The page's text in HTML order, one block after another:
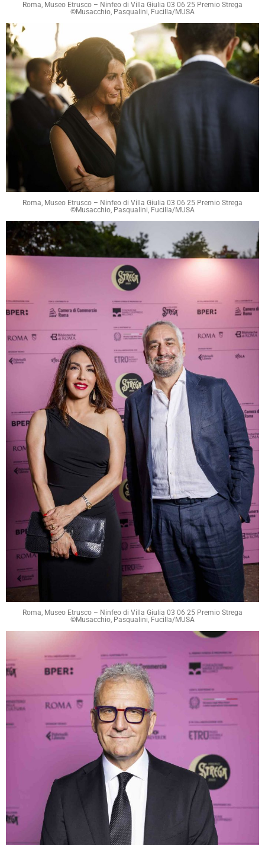
Roma, Museo Etrusco – Ninfeo di Villa Giulia 03 06 25 Premio Strega
©Musacchio, Pasqualini, Fucilla/MUSA
Roma, Museo Etrusco – Ninfeo di Villa Giulia 03 06 25 Premio Strega
©Musacchio, Pasqualini, Fucilla/MUSA
Roma, Museo Etrusco – Ninfeo di Villa Giulia 03 06 25 Premio Strega
©Musacchio, Pasqualini, Fucilla/MUSA